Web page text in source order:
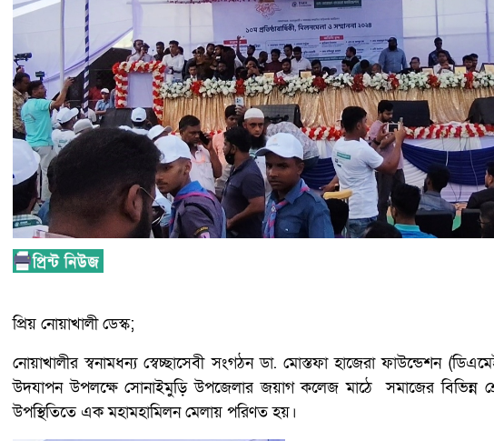
প্রিয় নোয়াখালী ডেস্ক;
নোয়াখালীর স্বনামধন্য স্বেচ্ছাসেবী সংগঠন ডা. মোস্তফা হাজেরা ফাউন্ডেশন
উদযাপন উপলক্ষে সোনাইমুড়ি উপজেলার জয়াগ কলেজ মাঠে সমাজের বিভিন্ন
উপস্থিতিতে এক মহামহামিলন মেলায় পরিণত হয়।